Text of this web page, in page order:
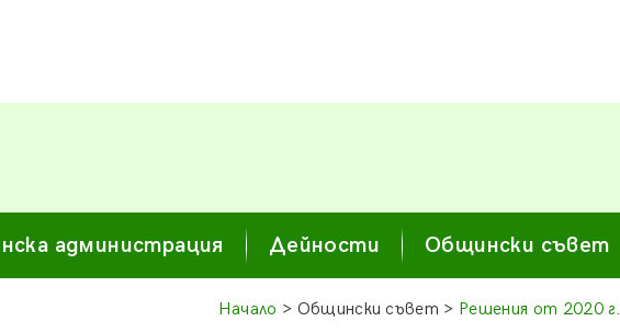
администрация Дейности Общински съвет
Начало > Общински съвет > Решения от 2020 г.